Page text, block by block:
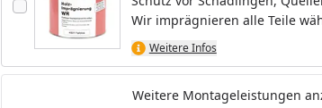
Wir imprägnieren alle Teile
schaffen so die optimale
Weitere Infos
Weitere Montageleistungen